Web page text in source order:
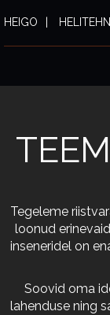
HEIGO
Tegeleme
loonud
inseneridel on
Soovid oma
lahenduse ning